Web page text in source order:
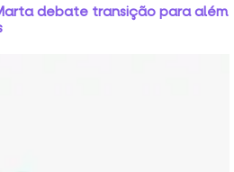
debate transição para além